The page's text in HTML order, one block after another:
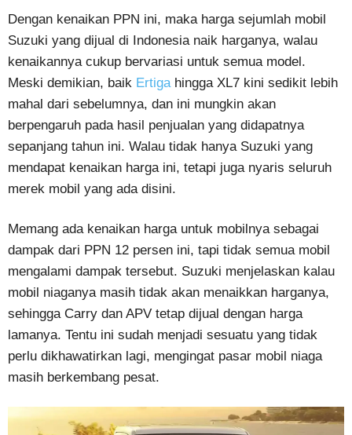
Dengan kenaikan PPN ini, maka harga sejumlah mobil
Suzuki yang dijual di Indonesia naik harganya, walau
kenaikannya cukup bervariasi untuk semua model.
Meski demikian, baik Ertigahingga XL7 kini sedikit lebih
mahal dari sebelumnya, dan ini mungkin akan
berpengaruh pada hasil penjualan yang didapatnya
sepanjang tahun ini. Walau tidak hanya Suzuki yang
mendapat kenaikan harga ini, tetapi juga nyaris seluruh
merek mobil yang ada disini.
Memang ada kenaikan harga untuk mobilnya sebagai
dampak dari PPN 12 persen ini, tapi tidak semua mobil
mengalami dampak tersebut. Suzuki menjelaskan kalau
mobil niaganya masih tidak akan menaikkan harganya,
sehingga Carry dan APV tetap dijual dengan harga
lamanya. Tentu ini sudah menjadi sesuatu yang tidak
perlu dikhawatirkan lagi, mengingat pasar mobil niaga
masih berkembang pesat.